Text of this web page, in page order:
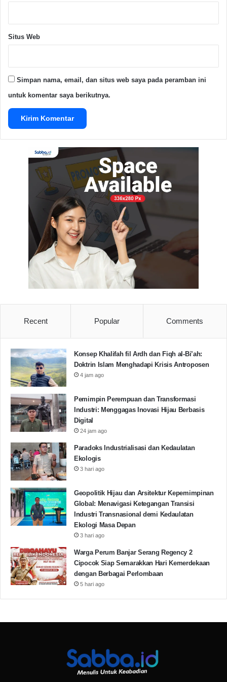
Situs Web
Simpan nama, email, dan situs web saya pada peramban ini
untuk komentar saya berikutnya.
Recent Popular Comments
Konsep Khalifah fil Ardh dan Fiqh al-Bi’ah:
Doktrin Islam Menghadapi Krisis Antroposen
4 jam ago
Pemimpin Perempuan dan Transformasi
Industri: Menggagas Inovasi Hijau Berbasis
Digital
24 jam ago
Paradoks Industrialisasi dan Kedaulatan
Ekologis
3 hari ago
Geopolitik Hijau dan Arsitektur Kepemimpinan
Global: Menavigasi Ketegangan Transisi
Industri Transnasional demi Kedaulatan
Ekologi Masa Depan
3 hari ago
Warga Perum Banjar Serang Regency 2
Cipocok Siap Semarakkan Hari Kemerdekaan
dengan Berbagai Perlombaan
5 hari ago